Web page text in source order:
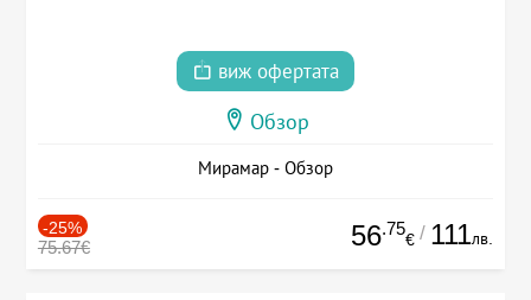
виж офертата
Обзор
Мирамар - Обзор
-25%
75.67€ 56.75
€ / 111лв.